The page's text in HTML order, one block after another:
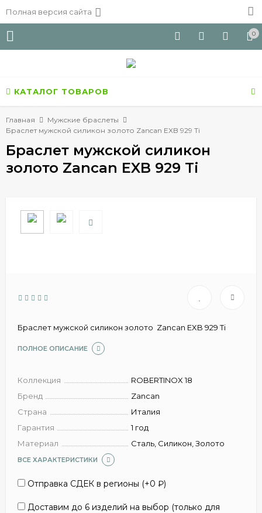
Полная версия сайта
0
КАТАЛОГ ТОВАРОВ
Главная
Мужские браслеты
Браслет мужской силикон золото Zancan EXB 929 Ti
Браслет мужской силикон
золото Zancan EXB 929 Ti
Браслет мужской силикон золото Zancan EXB 929 Ti
ПОЛНОЕ ОПИСАНИЕ
Коллекция
ROBERTINOX 18
Бренд
Zancan
Страна
Италия
Гарантия
1 год
Материал
Сталь, Силикон, Золото
ВСЕ ХАРАКТЕРИСТИКИ
Отправка СДЕК в регионы (+0 ₽)
Доставим до 6 изделий на выбор (только для